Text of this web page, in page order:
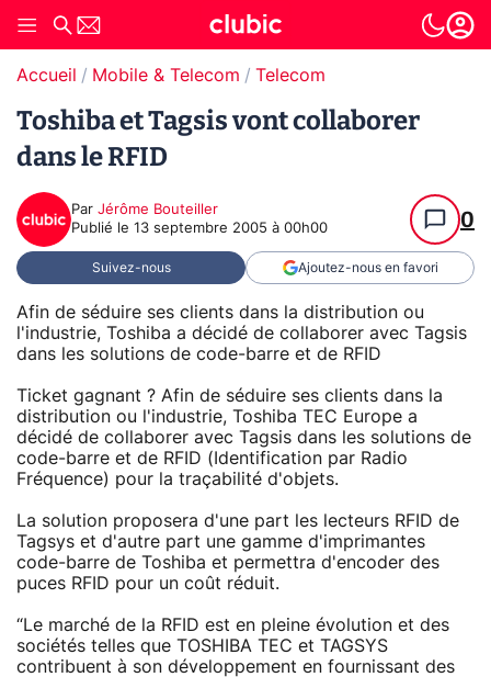
Accueil Mobile & Telecom Telecom
Toshiba et Tagsis vont collaborer
dans le RFID
Par Jérôme Bouteiller
Publié le 13 septembre 2005 à 00h00 0
Suivez-nous Ajoutez-nous en favori
Afin de séduire ses clients dans la distribution ou
l'industrie, Toshiba a décidé de collaborer avec Tagsis
dans les solutions de code-barre et de RFID
Ticket gagnant ? Afin de séduire ses clients dans la
distribution ou l'industrie, Toshiba TEC Europe a
décidé de collaborer avec Tagsis dans les solutions de
code-barre et de RFID (Identification par Radio
Fréquence) pour la traçabilité d'objets.
La solution proposera d'une part les lecteurs RFID de
Tagsys et d'autre part une gamme d'imprimantes
code-barre de Toshiba et permettra d'encoder des
puces RFID pour un coût réduit.
“Le marché de la RFID est en pleine évolution et des
sociétés telles que TOSHIBA TEC et TAGSYS
contribuent à son développement en fournissant des